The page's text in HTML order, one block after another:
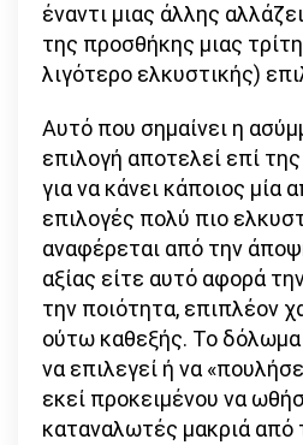
έναντι μιας άλλης
της προσθήκης μιας
λιγότερο ελκυστικής)
Αυτό που σημαίνει η
επιλογή αποτελεί επί
για να κάνει κάποιος μία
επιλογές πολύ πιο
αναφέρεται από την
αξίας είτε αυτό αφορά
την ποιότητα, επιπλέον
ούτω καθεξής. Το δόλωμα
να επιλεγεί ή να
εκεί προκειμένου να
καταναλωτές μακριά από